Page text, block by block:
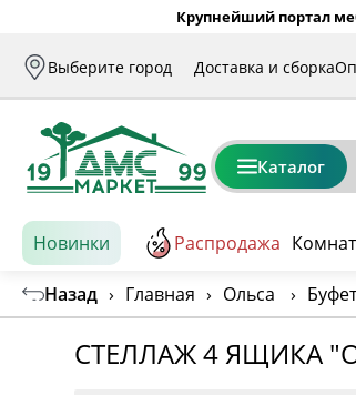
Крупнейший портал
Выберите город Доставка и сборка
Каталог
Новинки Распродажа
Назад › Главная › Ольса ›
СТЕЛЛАЖ 4 ЯЩИКА